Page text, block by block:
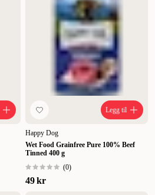
Legg til
Happy Dog
Wet Food Grainfree Pure 100% Beef
Tinned 400 g
(0)
49 kr